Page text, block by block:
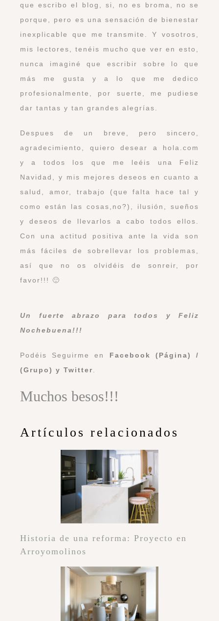
que escribo el blog, si, no es broma, no se
porque, pero es una sensación de bienestar
inexplicable que me transmite. Y vosotros,
mis lectores, tenéis mucho que ver en esto,
nunca imaginé que escribir sobre lo que
más me gusta y a lo que me dedico
profesionalmente, por suerte, me pudiese
dar tantas y tan grandes alegrías.
Despues de un breve, pero sincero,
agradecimiento, quiero desear a hola.com
y a todos los que me leéis una Feliz
Navidad, y mis mejores deseos en cuanto a
salud, amor, trabajo (que falta hace tal y
como están las cosas,no?), ilusión, sueños
y deseos de llevarlos a cabo todos ellos.
Con una actitud positiva ante la vida son
más fáciles de sobrellevar los problemas,
así que no os olvidéis de sonreir, por
favor!!! 🙂
Un fuerte abrazo para todos y Feliz
Nochebuena!!!
Podéis Seguirme en Facebook (Página)/
(Grupo) y Twitter
Muchos besos!!!
Artículos relacionados
Historia de una reforma: Proyecto en
Arroyomolinos